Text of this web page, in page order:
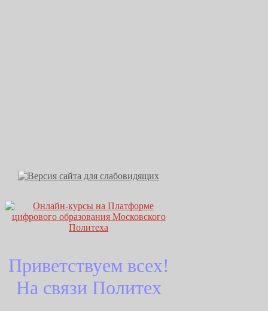
Приветствуем всех!
На связи Политех